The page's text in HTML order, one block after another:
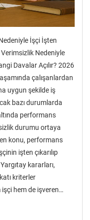
İşçi İşten
Verimsizlik Nedeniyle
Davalar Açılır? 2026
çalışanlardan
uygun şekilde iş
bazı durumlarda
performans
durumu ortaya
konu, performans
işten çıkarılıp
kararları,
kriterler
hem de işveren…